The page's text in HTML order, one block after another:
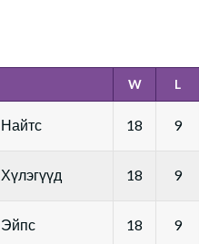
W L
Найтс 18 9
Хүлэгүүд 18 9
Эйпс 18 9